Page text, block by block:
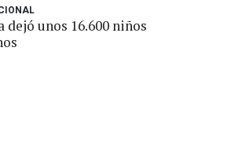
dejó unos 16.600 niños